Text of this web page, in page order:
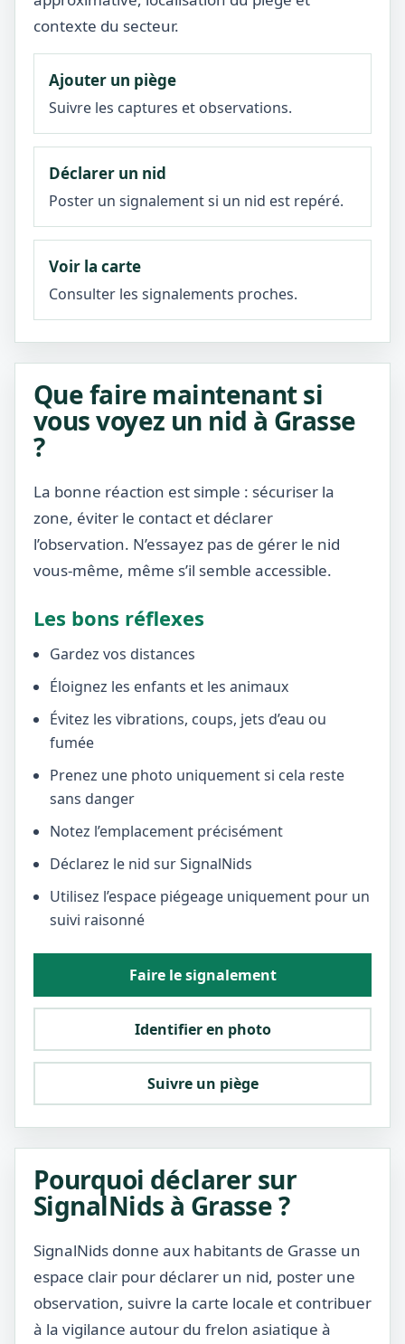
contexte du secteur.
Ajouter un piège
Suivre les captures et observations.
Déclarer un nid
Poster un signalement si un nid est repéré.
Voir la carte
Consulter les signalements proches.
Que faire maintenant si
vous voyez un nid à Grasse
?
La bonne réaction est simple : sécuriser la
zone, éviter le contact et déclarer
l’observation. N’essayez pas de gérer le nid
vous-même, même s’il semble accessible.
Les bons réflexes
Gardez vos distances
Éloignez les enfants et les animaux
Évitez les vibrations, coups, jets d’eau ou
fumée
Prenez une photo uniquement si cela reste
sans danger
Notez l’emplacement précisément
Déclarez le nid sur SignalNids
Utilisez l’espace piégeage uniquement pour un
suivi raisonné
Faire le signalement
Identifier en photo
Suivre un piège
Pourquoi déclarer sur
SignalNids à Grasse ?
SignalNids donne aux habitants de Grasse un
espace clair pour déclarer un nid, poster une
observation, suivre la carte locale et contribuer
à la vigilance autour du frelon asiatique à